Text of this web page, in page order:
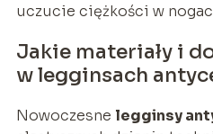
uczucie ciężkości w
Jakie materiały i
w legginsach
Nowoczesne legginsy